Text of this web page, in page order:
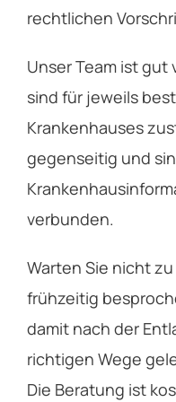
rechtlichen
Unser Team ist
sind für jeweils
Krankenhauses
gegenseitig und
verbunden.
Warten Sie nicht
frühzeitig
damit nach der
richtigen Wege
Die Beratung ist